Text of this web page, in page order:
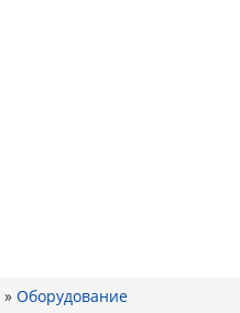
» Оборудование